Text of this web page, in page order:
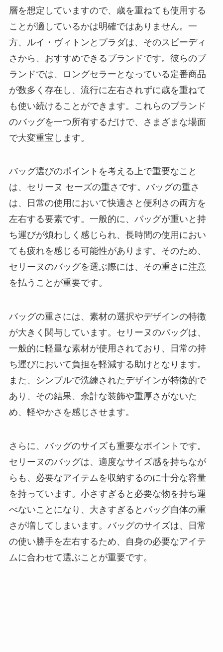
層を想定していますので、歳を重ねても使用する
ことが適しているかは明確ではありません。一
方、ルイ・ヴィトンとプラダは、そのスピーディ
さから、おすすめできるブランドです。彼らのブ
ランドでは、ロングセラーとなっている定番商品
が数多く存在し、流行に左右されずに歳を重ねて
も使い続けることができます。これらのブランド
のバッグを一つ所有するだけで、さまざまな場面
で大変重宝します。
バッグ選びのポイントを考える上で重要なこと
は、セリーヌ セーズの重さです。バッグの重さ
は、日常の使用において快適さと便利さの両方を
左右する要素です。一般的に、バッグが重いと持
ち運びが煩わしく感じられ、長時間の使用におい
ても疲れを感じる可能性があります。そのため、
セリーヌのバッグを選ぶ際には、その重さに注意
を払うことが重要です。
バッグの重さには、素材の選択やデザインの特徴
が大きく関与しています。セリーヌのバッグは、
一般的に軽量な素材が使用されており、日常の持
ち運びにおいて負担を軽減する助けとなります。
また、シンプルで洗練されたデザインが特徴的で
あり、その結果、余計な装飾や重厚さがないた
め、軽やかさを感じさせます。
さらに、バッグのサイズも重要なポイントです。
セリーヌのバッグは、適度なサイズ感を持ちなが
らも、必要なアイテムを収納するのに十分な容量
を持っています。小さすぎると必要な物を持ち運
べないことになり、大きすぎるとバッグ自体の重
さが増してしまいます。バッグのサイズは、日常
の使い勝手を左右するため、自身の必要なアイテ
ムに合わせて選ぶことが重要です。